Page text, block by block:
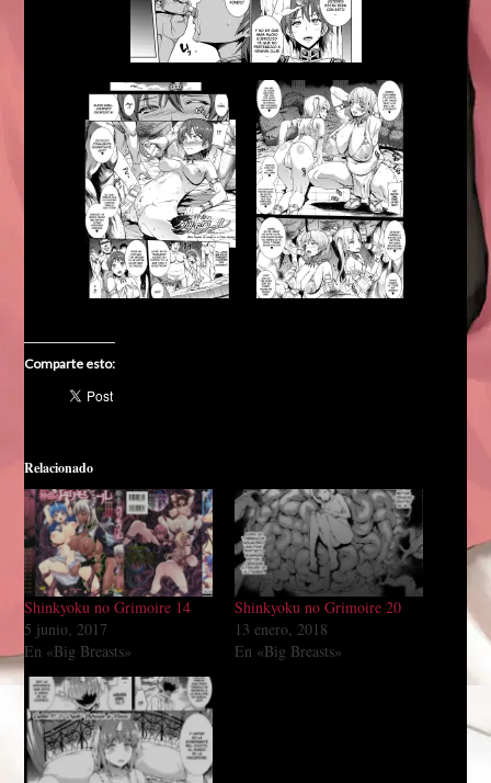
Comparte esto:
Relacionado
Shinkyoku no Grimoire 14
5 junio, 2017
En «Big Breasts»
Shinkyoku no Grimoire 20
13 enero, 2018
En «Big Breasts»